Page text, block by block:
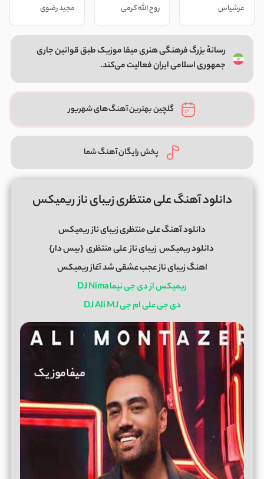
عرشیاس روح الله کرمی مجید رضوی
رسانهٔ بزرگ فرهنگی هنری میفا موزیک طبق قوانین جاری
جمهوری اسلامی ایران فعالیت می‌کند.
گلچین بهترین آهنگ‌های شهریور
پخش رایگان آهنگ شما
دانلود آهنگ علی منتظری زیبای ناز ریمیکس
دانلود آهنگ علی منتظری زیبای ناز ریمیکس
دانلود ریمیکس زیبای نازعلی منتظری{بیس دار}
اهنگ زیبای ناز عجب عشقی شد آغاز ریمیکس
ریمیکس از دی جی نیما DJ Nima
دی جی علی ام جی DJ Ali MJ